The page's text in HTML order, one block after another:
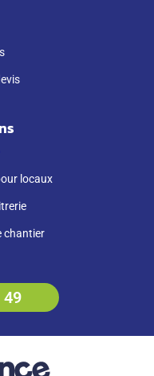
locaux
chantier